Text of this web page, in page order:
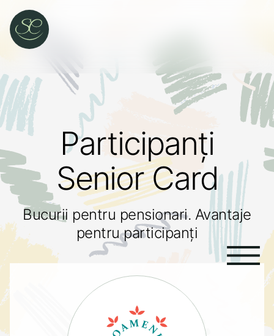
Participanți
Senior Card
Bucurii pentru pensionari. Avantaje
pentru participanți